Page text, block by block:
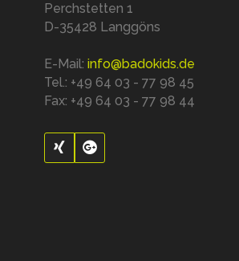
Perchstetten 1
D-35428 Langgöns
E-Mail: info@badokids.de
Tel.: +49 64 03 - 77 98 45
Fax: +49 64 03 - 77 98 44